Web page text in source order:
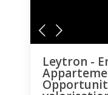
Leytron -